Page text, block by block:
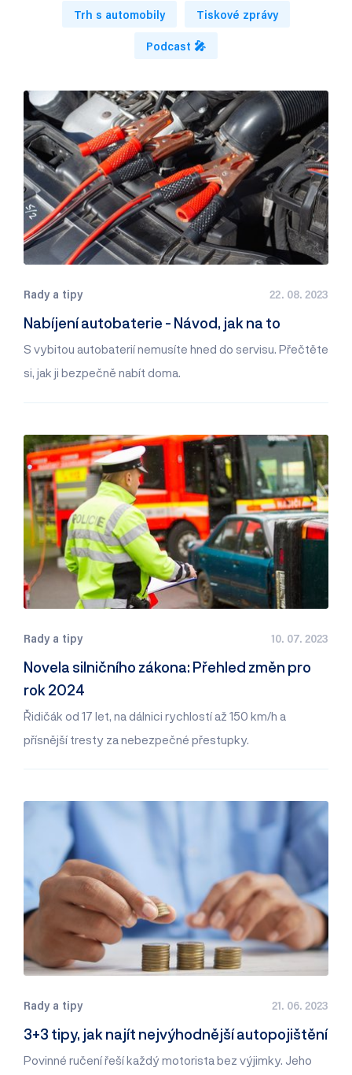
Trh s automobily
Tiskové zprávy
Podcast 🎤
Rady a tipy 22. 08. 2023
Nabíjení autobaterie - Návod, jak na to
S vybitou autobaterií nemusíte hned do servisu. Přečtěte
si, jak ji bezpečně nabít doma.
Rady a tipy 10. 07. 2023
Novela silničního zákona: Přehled změn pro
rok 2024
Řidičák od 17 let, na dálnici rychlostí až 150 km/h a
přísnější tresty za nebezpečné přestupky.
Rady a tipy 21. 06. 2023
3+3 tipy, jak najít nejvýhodnější autopojištění
Povinné ručení řeší každý motorista bez výjimky. Jeho